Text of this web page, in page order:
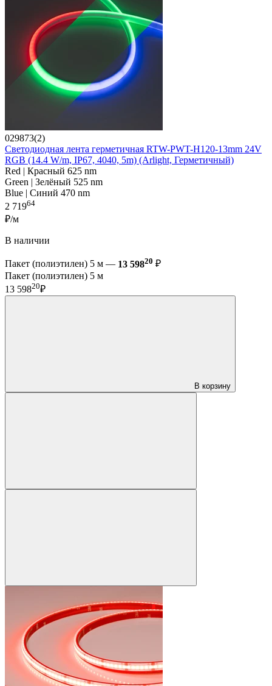
029873(2)
Светодиодная лента герметичная RTW-PWT-H120-13mm 24V
RGB (14.4 W/m, IP67, 4040, 5m) (Arlight, Герметичный)
Red | Красный 625 nm
Green | Зелёный 525 nm
Blue | Синий 470 nm
2 71964
₽/м
В наличии
Пакет (полиэтилен) 5 м — 13 59820 ₽
Пакет (полиэтилен) 5 м
13 59820₽
В корзину